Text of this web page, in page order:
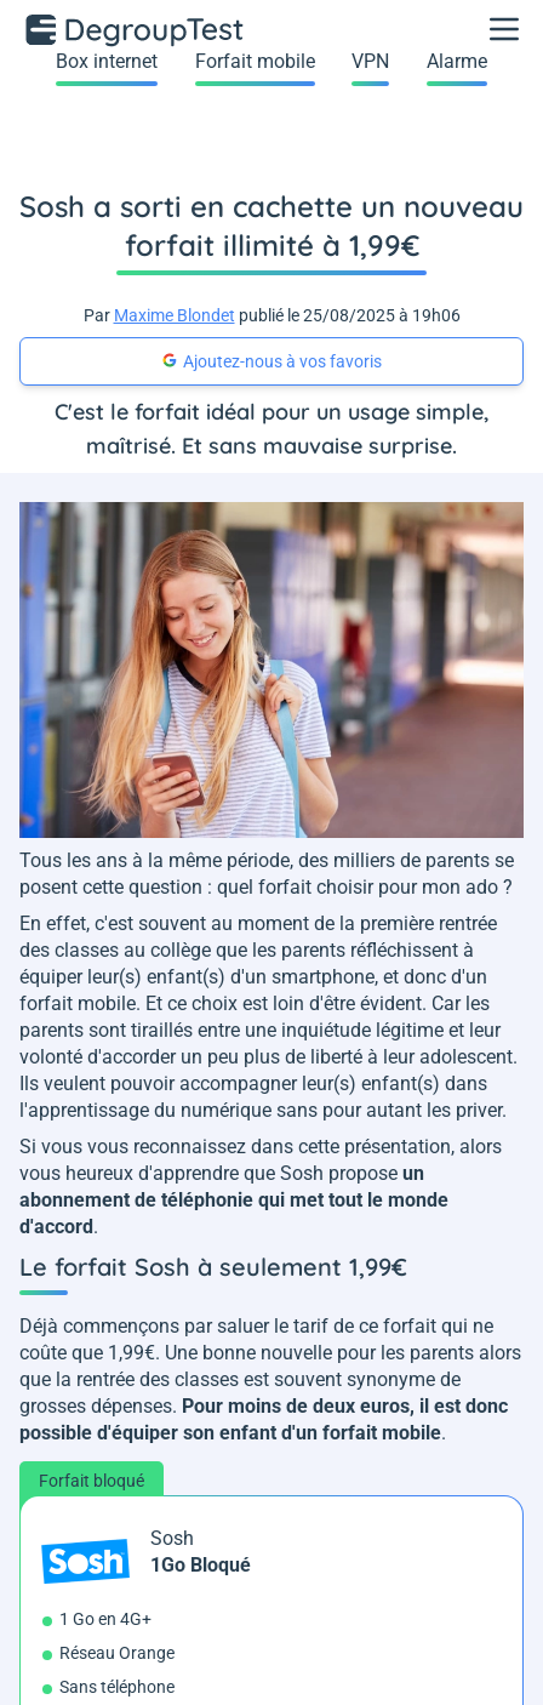
Box internet Forfait mobile VPN Alarme
Sosh a sorti en cachette un nouveau
forfait illimité à 1,99€
Par Maxime Blondet publié le 25/08/2025 à 19h06
Ajoutez-nous à vos favoris
C'est le forfait idéal pour un usage simple,
maîtrisé. Et sans mauvaise surprise.
Tous les ans à la même période, des milliers de parents se
posent cette question : quel forfait choisir pour mon ado ?
En effet, c'est souvent au moment de la première rentrée
des classes au collège que les parents réfléchissent à
équiper leur(s) enfant(s) d'un smartphone, et donc d'un
forfait mobile. Et ce choix est loin d'être évident. Car les
parents sont tiraillés entre une inquiétude légitime et leur
volonté d'accorder un peu plus de liberté à leur adolescent.
Ils veulent pouvoir accompagner leur(s) enfant(s) dans
l'apprentissage du numérique sans pour autant les priver.
Si vous vous reconnaissez dans cette présentation, alors
vous heureux d'apprendre que Sosh propose un
abonnement de téléphonie qui met tout le monde
d'accord .
Le forfait Sosh à seulement 1,99€
Déjà commençons par saluer le tarif de ce forfait qui ne
coûte que 1,99€. Une bonne nouvelle pour les parents alors
que la rentrée des classes est souvent synonyme de
grosses dépenses. Pour moins de deux euros, il est donc
possible d'équiper son enfant d'un forfait mobile.
Forfait bloqué
Sosh
1Go Bloqué
1 Go en 4G+
Réseau Orange
Sans téléphone